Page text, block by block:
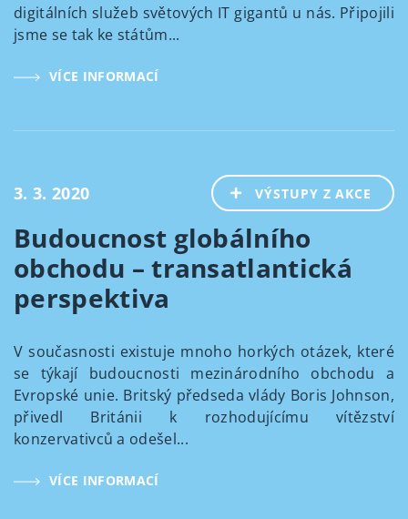
digitálních služeb světových IT gigantů u nás. Připojili
jsme se tak ke státům...
VÍCE INFORMACÍ
3. 3. 2020 VÝSTUPY Z AKCE
Budoucnost globálního
obchodu – transatlantická
perspektiva
V současnosti existuje mnoho horkých otázek, které
se týkají budoucnosti mezinárodního obchodu a
Evropské unie. Britský předseda vlády Boris Johnson,
přivedl Británii k rozhodujícímu vítězství
konzervativců a odešel...
VÍCE INFORMACÍ